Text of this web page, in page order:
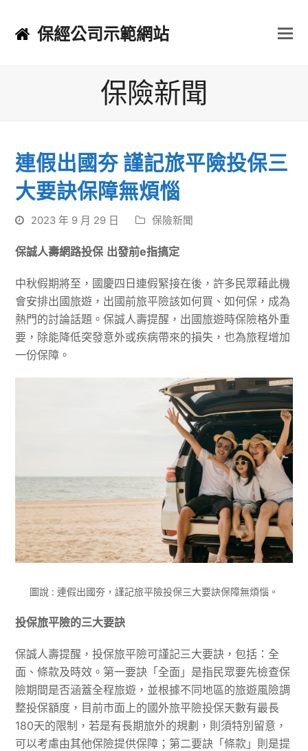
保經公司示範網站
保險新聞
連假出國夯 謹記旅平險投保三
大要訣保障無煩惱
2023 年 9 月 29 日 保險新聞
保誠人壽網路投保 出發前e指搞定
中秋假期將至，國慶四日連假緊接在後，許多民眾藉此機
會安排出國旅遊，出國前旅平險該如何買、如何保，成為
熱門的討論話題。保誠人壽提醒，出國旅遊時保險格外重
要，除能降低突發意外或疾病帶來的損失，也為旅程增加
一份保障。
圖說 : 連假出國夯，謹記旅平險投保三大要訣保障無煩惱。
投保旅平險的三大要訣
保誠人壽提醒，投保旅平險可謹記三大要訣，包括：全
面、條款及時效。第一要訣「全面」是指民眾要先檢查保
險期間是否涵蓋全程旅遊，並根據不同地區的旅遊風險調
整投保額度，目前市面上的國外旅平險投保天數有最長
180天的限制，若是有長期旅外的規劃，則須特別留意，
可以考慮由其他保險提供保障；第二要訣「條款」則是提